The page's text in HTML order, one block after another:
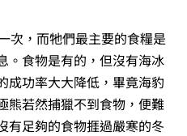
次，而牠們最主要的食糧是
。食物是有的，但沒有海冰
成功率大大降低，畢竟海豹
熊若然捕獵不到食物，便難
有足夠的食物捱過嚴寒的冬